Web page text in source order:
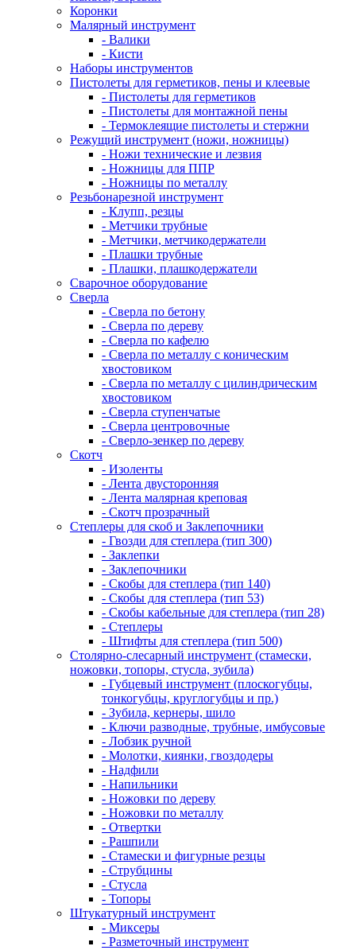
Коронки
Малярный инструмент
- Валики
- Кисти
Наборы инструментов
Пистолеты для герметиков, пены и клеевые
- Пистолеты для герметиков
- Пистолеты для монтажной пены
- Термоклеящие пистолеты и стержни
Режущий инструмент (ножи, ножницы)
- Ножи технические и лезвия
- Ножницы для ППР
- Ножницы по металлу
Резьбонарезной инструмент
- Клупп, резцы
- Метчики трубные
- Метчики, метчикодержатели
- Плашки трубные
- Плашки, плашкодержатели
Сварочное оборудование
Сверла
- Сверла по бетону
- Сверла по дереву
- Сверла по кафелю
- Сверла по металлу с коническим
хвостовиком
- Сверла по металлу с цилиндрическим
хвостовиком
- Сверла ступенчатые
- Сверла центровочные
- Сверло-зенкер по дереву
Скотч
- Изоленты
- Лента двусторонняя
- Лента малярная креповая
- Скотч прозрачный
Степлеры для скоб и Заклепочники
- Гвозди для степлера (тип 300)
- Заклепки
- Заклепочники
- Скобы для степлера (тип 140)
- Скобы для степлера (тип 53)
- Скобы кабельные для степлера (тип 28)
- Степлеры
- Штифты для степлера (тип 500)
Столярно-слесарный инструмент (стамески,
ножовки, топоры, стусла, зубила)
- Губцевый инструмент (плоскогубцы,
тонкогубцы, круглогубцы и пр.)
- Зубила, кернеры, шило
- Ключи разводные, трубные, имбусовые
- Лобзик ручной
- Молотки, киянки, гвоздодеры
- Надфили
- Напильники
- Ножовки по дереву
- Ножовки по металлу
- Отвертки
- Рашпили
- Стамески и фигурные резцы
- Струбцины
- Стусла
- Топоры
Штукатурный инструмент
- Миксеры
- Разметочный инструмент